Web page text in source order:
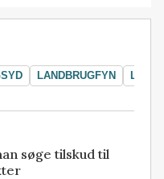
LANDBRUGFYN
søge tilskud til